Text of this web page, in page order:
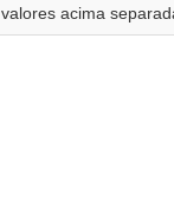
valores acima